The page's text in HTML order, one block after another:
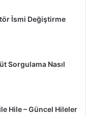
İsmi Değiştirme
Sorgulama Nasıl
Hile – Güncel Hileler